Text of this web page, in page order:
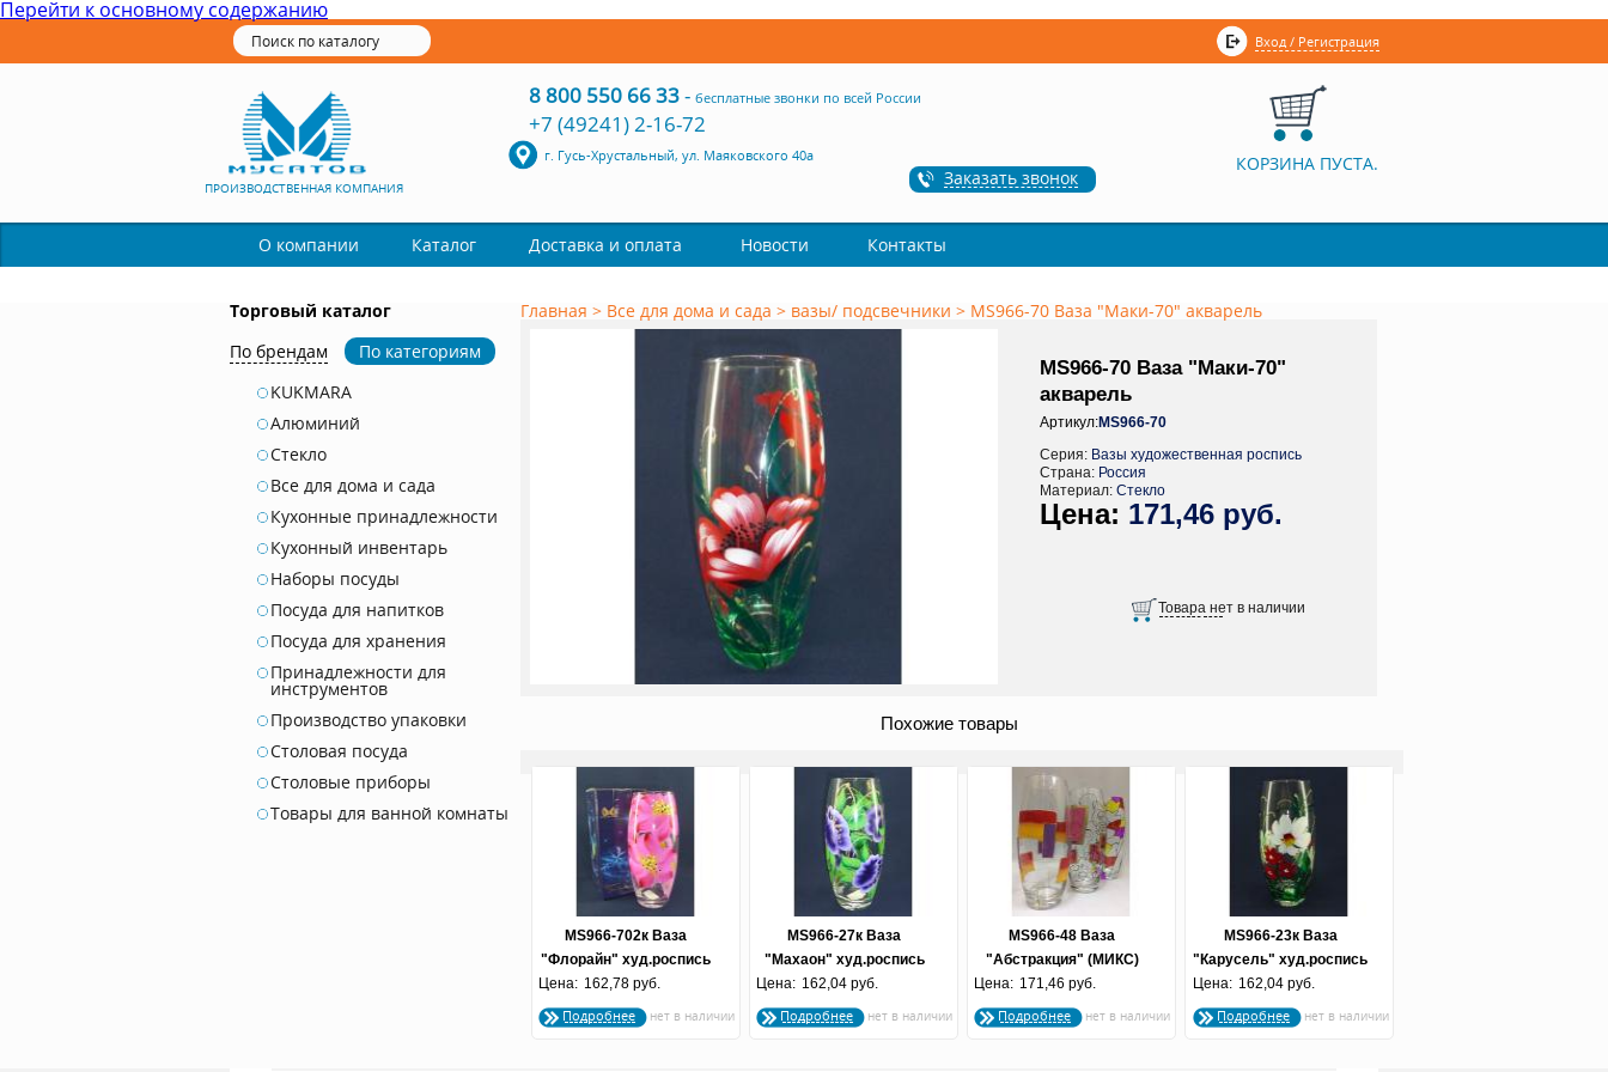
Перейти к основному содержанию
Вход / Регистрация
ПРОИЗВОДСТВЕННАЯ КОМПАНИЯ
8 800 550 66 33- бесплатные звонки по всей России
+7 (49241) 2-16-72
г. Гусь-Хрустальный, ул. Маяковского 40а
Заказать звонок
КОРЗИНА ПУСТА.
О компании Каталог Доставка и оплата Новости Контакты
Торговый каталог
По брендам
По категориям
KUKMARA
Алюминий
Стекло
Все для дома и сада
Кухонные принадлежности
Кухонный инвентарь
Наборы посуды
Посуда для напитков
Посуда для хранения
Принадлежности для
инструментов
Производство упаковки
Столовая посуда
Столовые приборы
Товары для ванной комнаты
Главная > Все для дома и сада > вазы/ подсвечники > MS966-70 Ваза "Маки-70" акварель
MS966-70 Ваза "Маки-70"
акварель
Артикул:MS966-70
Серия: Вазы художественная роспись
Страна: Россия
Материал: Стекло
171,46 руб.
Похожие товары
MS966-702к Ваза
"Флорайн" худ.роспись
Цена: 162,78 руб.
Подробнее
MS966-27к Ваза
"Махаон" худ.роспись
Цена: 162,04 руб.
Подробнее
MS966-48 Ваза
"Абстракция" (МИКС)
акварель 49/78
Цена: 171,46 руб.
Подробнее
MS966-23к Ваза
"Карусель" худ.роспись
Цена: 162,04 руб.
Подробнее